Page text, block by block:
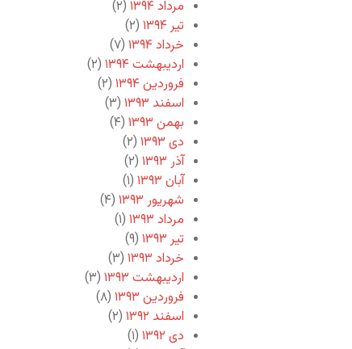
مرداد ۱۳۹۴
(۲)
تیر ۱۳۹۴
(۲)
خرداد ۱۳۹۴
(۷)
اردیبهشت ۱۳۹۴
(۲)
فروردین ۱۳۹۴
(۲)
اسفند ۱۳۹۳
(۳)
بهمن ۱۳۹۳
(۴)
دی ۱۳۹۳
(۲)
آذر ۱۳۹۳
(۲)
آبان ۱۳۹۳
(۱)
شهریور ۱۳۹۳
(۴)
مرداد ۱۳۹۳
(۱)
تیر ۱۳۹۳
(۹)
خرداد ۱۳۹۳
(۳)
اردیبهشت ۱۳۹۳
(۳)
فروردین ۱۳۹۳
(۸)
اسفند ۱۳۹۲
(۲)
دی ۱۳۹۲
(۱)